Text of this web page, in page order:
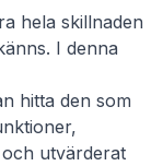
hela skillnaden
I denna
hitta den som
utvärderat